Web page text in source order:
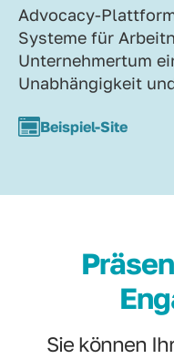
Advocacy-
Systeme für
Unternehmertum
Unabhängigkeit
Beispiel-Site
Sie können